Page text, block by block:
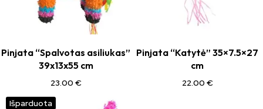
Pinjata “Spalvotas asiliukas”
39x13x55 cm
23.00 €
Pinjata “Katytė” 35×7.5×27
cm
22.00 €
Išparduota